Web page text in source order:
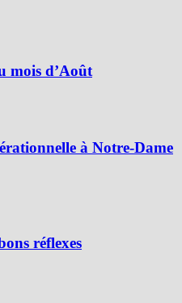
mois d’Août
à Notre-Dame
réflexes